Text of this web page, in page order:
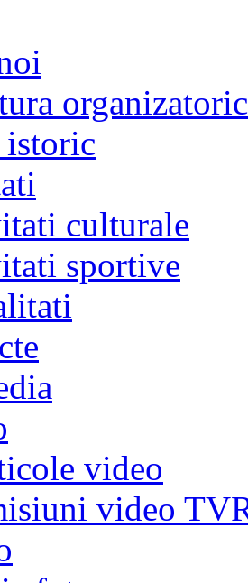
istoric
culturale
sportive
video
video